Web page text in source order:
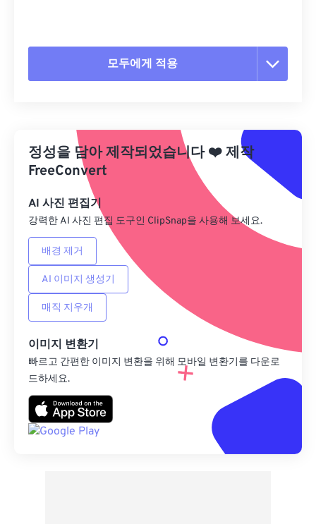
모두에게 적용
사전 설정에서 적용
사전 설정으로 저장
정성을 담아 제작되었습니다❤️제작
FreeConvert
AI 사진 편집기
강력한 AI 사진 편집 도구인 ClipSnap을 사용해 보세요.
배경 제거
AI 이미지 생성기
매직 지우개
이미지 변환기
빠르고 간편한 이미지 변환을 위해 모바일 변환기를 다운로
드하세요.